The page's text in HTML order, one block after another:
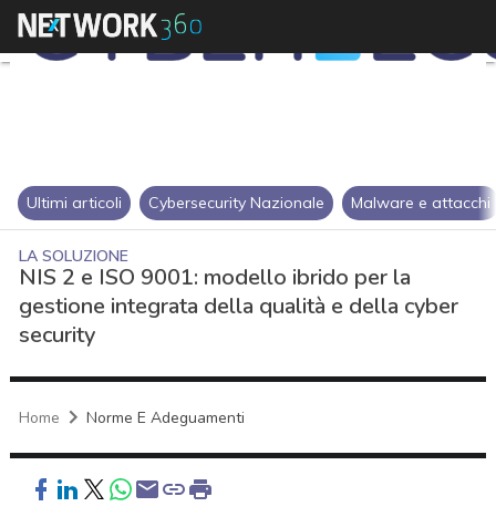
Ultimi articoli Cybersecurity Nazionale Malware e attacchi
LA SOLUZIONE
NIS 2 e ISO 9001: modello ibrido per la
gestione integrata della qualità e della cyber
security
Home Norme E Adeguamenti